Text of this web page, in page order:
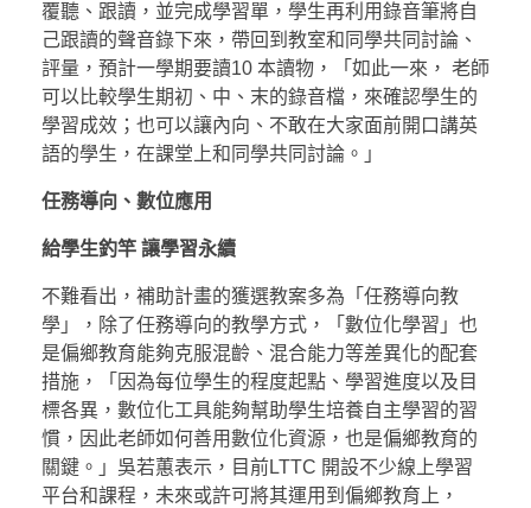
覆聽、跟讀，並完成學習單，學生再利用錄音筆將自
己跟讀的聲音錄下來，帶回到教室和同學共同討論、
評量，預計一學期要讀10 本讀物，「如此一來， 老師
可以比較學生期初、中、末的錄音檔，來確認學生的
學習成效；也可以讓內向、不敢在大家面前開口講英
語的學生，在課堂上和同學共同討論。」
任務導向、數位應用
給學生釣竿 讓學習永續
不難看出，補助計畫的獲選教案多為「任務導向教
學」，除了任務導向的教學方式，「數位化學習」也
是偏鄉教育能夠克服混齡、混合能力等差異化的配套
措施，「因為每位學生的程度起點、學習進度以及目
標各異，數位化工具能夠幫助學生培養自主學習的習
慣，因此老師如何善用數位化資源，也是偏鄉教育的
關鍵。」吳若蕙表示，目前LTTC 開設不少線上學習
平台和課程，未來或許可將其運用到偏鄉教育上，